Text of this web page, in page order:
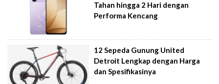
Tahan hingga 2 Hari dengan
Performa Kencang
12 Sepeda Gunung United
Detroit Lengkap dengan Harga
dan Spesifikasinya